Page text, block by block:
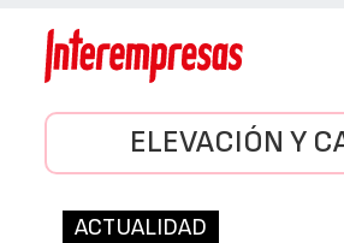
ELEVACIÓN Y
ACTUALIDAD